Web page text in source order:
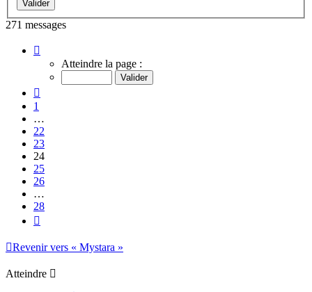
271 messages
24
sur
Atteindre la page :
1
…
22
23
24
25
26
…
28
Revenir vers « Mystara »
Atteindre